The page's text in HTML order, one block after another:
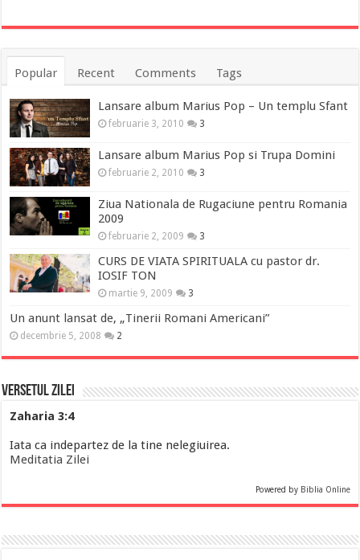
Popular Recent Comments Tags
Lansare album Marius Pop – Un templu Sfant
februarie 3, 2010 3
Lansare album Marius Pop si Trupa Domini
februarie 2, 2010 3
Ziua Nationala de Rugaciune pentru Romania
2009
februarie 2, 2009 3
CURS DE VIATA SPIRITUALA cu pastor dr.
IOSIF TON
martie 9, 2009 3
Un anunt lansat de, „Tinerii Romani Americani”
decembrie 5, 2008 2
Versetul Zilei
Zaharia 3:4
Iata ca indepartez de la tine nelegiuirea.
Meditatia Zilei
Powered by Biblia Online